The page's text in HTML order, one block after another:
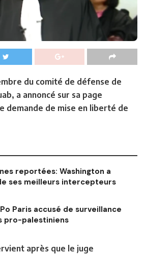
du comité de défense de
a annoncé sur sa page
demande de mise en liberté de
reportées: Washington a
ses meilleurs intercepteurs
Paris accusé de surveillance
pro-palestiniens
après que le juge